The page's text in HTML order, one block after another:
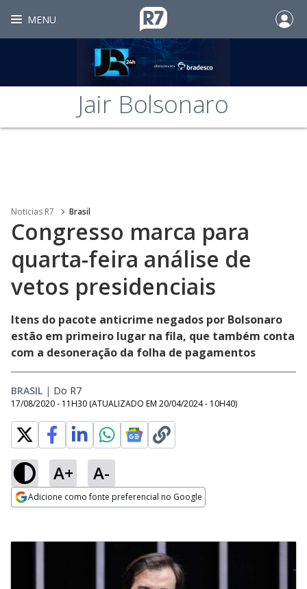
MENU
Jair Bolsonaro
Noticias R7 Brasil
Congresso marca para
quarta-feira análise de
vetos presidenciais
Itens do pacote anticrime negados por Bolsonaro
estão em primeiro lugar na fila, que também conta
com a desoneração da folha de pagamentos
BRASIL | Do R7
17/08/2020 - 11H30 (ATUALIZADO EM 20/04/2024 - 10H40)
A+ A-
Adicione como fonte preferencial no Google